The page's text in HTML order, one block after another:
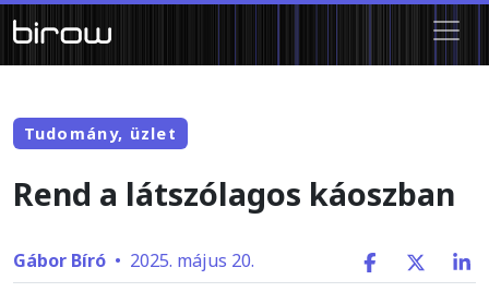
Tudomány, üzlet
Rend a látszólagos káoszban
Gábor Bíró • 2025. május 20.